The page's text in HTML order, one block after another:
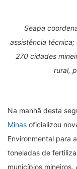
Seapa
assistência
270 cidades
rural,
Na manhã desta
Minas oficializou
Environmental para
toneladas de
municípios